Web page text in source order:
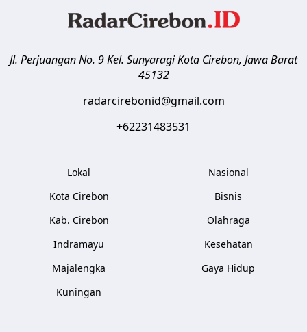
Jl. Perjuangan No. 9 Kel. SunyaragiKota Cirebon, Jawa Barat
45132
radarcirebonid@gmail.com
+62231483531
Lokal
Kota Cirebon
Kab. Cirebon
Indramayu
Majalengka
Kuningan
Nasional
Bisnis
Olahraga
Kesehatan
Gaya Hidup